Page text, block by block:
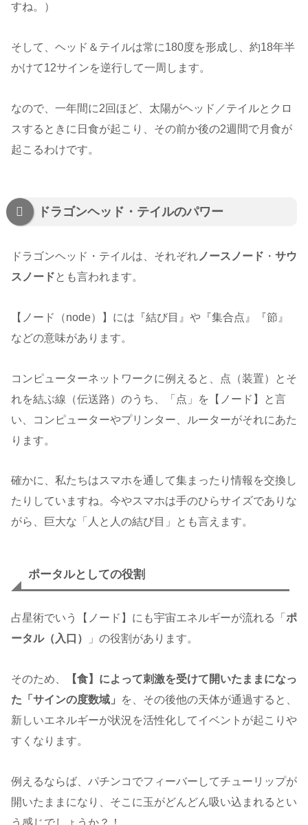
すね。）
そして、ヘッド＆テイルは常に180度を形成し、約18年半
かけて12サインを逆行して一周します。
なので、一年間に2回ほど、太陽がヘッド／テイルとクロ
スするときに日食が起こり、その前か後の2週間で月食が
起こるわけです。
ドラゴンヘッド・テイルのパワー
ドラゴンヘッド・テイルは、それぞれ ノースノード ・ サウ
スノード とも言われます。
【ノード（node）】には『結び目』や『集合点』『節』
などの意味があります。
コンピューターネットワークに例えると、点（装置）とそ
れを結ぶ線（伝送路）のうち、「点」を【ノード】と言
い、コンピューターやプリンター、ルーターがそれにあた
ります。
確かに、私たちはスマホを通して集まったり情報を交換し
たりしていますね。今やスマホは手のひらサイズでありな
がら、巨大な「人と人の結び目」とも言えます。
ポータルとしての役割
占星術でいう【ノード】にも宇宙エネルギーが流れる「 ポ
ータル（入口）
」の役割があります。
そのため、
【食】によって刺激を受けて開いたままになっ
た「サインの度数域」
を、その後他の天体が通過すると、
新しいエネルギーが状況を活性化してイベントが起こりや
すくなります。
例えるならば、パチンコでフィーバーしてチューリップが
開いたままになり、そこに玉がどんどん吸い込まれるとい
う感じでしょうか？！